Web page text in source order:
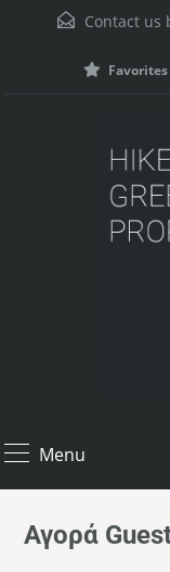
Contact us
Favorites
Menu
Αγορά